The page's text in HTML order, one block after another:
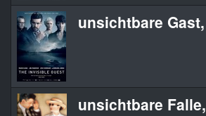
unsichtbare
unsichtbare